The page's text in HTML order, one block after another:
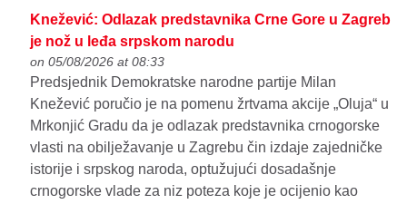
Knežević: Odlazak predstavnika Crne Gore u Zagreb
je nož u leđa srpskom narodu
on 05/08/2026 at 08:33
Predsjednik Demokratske narodne partije Milan
Knežević poručio je na pomenu žrtvama akcije „Oluja“ u
Mrkonjić Gradu da je odlazak predstavnika crnogorske
vlasti na obilježavanje u Zagrebu čin izdaje zajedničke
istorije i srpskog naroda, optužujući dosadašnje
crnogorske vlade za niz poteza koje je ocijenio kao